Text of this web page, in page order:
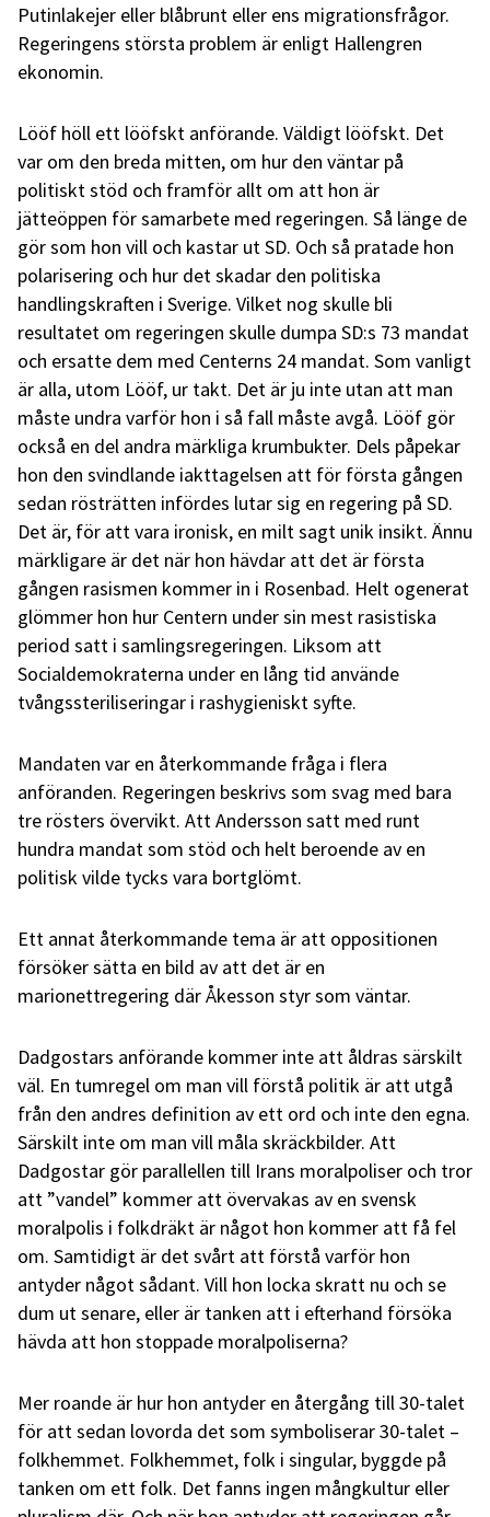
Putinlakejer eller blåbrunt eller ens migrationsfrågor.
Regeringens största problem är enligt Hallengren
ekonomin.
Lööf höll ett lööfskt anförande. Väldigt lööfskt. Det
var om den breda mitten, om hur den väntar på
politiskt stöd och framför allt om att hon är
jätteöppen för samarbete med regeringen. Så länge de
gör som hon vill och kastar ut SD. Och så pratade hon
polarisering och hur det skadar den politiska
handlingskraften i Sverige. Vilket nog skulle bli
resultatet om regeringen skulle dumpa SD:s 73 mandat
och ersatte dem med Centerns 24 mandat. Som vanligt
är alla, utom Lööf, ur takt. Det är ju inte utan att man
måste undra varför hon i så fall måste avgå. Lööf gör
också en del andra märkliga krumbukter. Dels påpekar
hon den svindlande iakttagelsen att för första gången
sedan rösträtten infördes lutar sig en regering på SD.
Det är, för att vara ironisk, en milt sagt unik insikt. Ännu
märkligare är det när hon hävdar att det är första
gången rasismen kommer in i Rosenbad. Helt ogenerat
glömmer hon hur Centern under sin mest rasistiska
period satt i samlingsregeringen. Liksom att
Socialdemokraterna under en lång tid använde
tvångssteriliseringar i rashygieniskt syfte.
Mandaten var en återkommande fråga i flera
anföranden. Regeringen beskrivs som svag med bara
tre rösters övervikt. Att Andersson satt med runt
hundra mandat som stöd och helt beroende av en
politisk vilde tycks vara bortglömt.
Ett annat återkommande tema är att oppositionen
försöker sätta en bild av att det är en
marionettregering där Åkesson styr som väntar.
Dadgostars anförande kommer inte att åldras särskilt
väl. En tumregel om man vill förstå politik är att utgå
från den andres definition av ett ord och inte den egna.
Särskilt inte om man vill måla skräckbilder. Att
Dadgostar gör parallellen till Irans moralpoliser och tror
att ”vandel” kommer att övervakas av en svensk
moralpolis i folkdräkt är något hon kommer att få fel
om. Samtidigt är det svårt att förstå varför hon
antyder något sådant. Vill hon locka skratt nu och se
dum ut senare, eller är tanken att i efterhand försöka
hävda att hon stoppade moralpoliserna?
Mer roande är hur hon antyder en återgång till 30-talet
för att sedan lovorda det som symboliserar 30-talet –
folkhemmet. Folkhemmet, folk i singular, byggde på
tanken om ett folk. Det fanns ingen mångkultur eller